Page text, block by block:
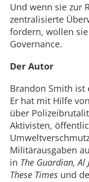
Und wenn sie zur
zentralisierte
fordern, wollen
Governance.
Der Autor
Brandon Smith ist
Er hat mit Hilfe
über
Aktivisten,
Militärausgaben
in The Guardian, Al
These Times und